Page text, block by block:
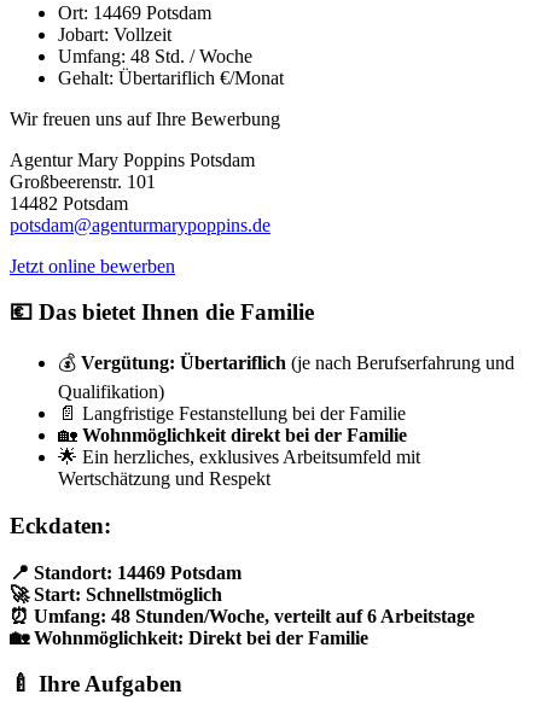
Ort: 14469 Potsdam
Jobart: Vollzeit
Umfang: 48 Std. / Woche
Gehalt: Übertariflich €/Monat
Wir freuen uns auf Ihre Bewerbung
Agentur Mary Poppins Potsdam
Großbeerenstr. 101
14482 Potsdam
potsdam@agenturmarypoppins.de
Jetzt online bewerben
💶 Das bietet Ihnen die Familie
💰 Vergütung: Übertariflich (je nach Berufserfahrung und
Qualifikation)
📄 Langfristige Festanstellung bei der Familie
🏡 Wohnmöglichkeit direkt bei der Familie
🌟 Ein herzliches, exklusives Arbeitsumfeld mit
Wertschätzung und Respekt
Eckdaten:
📍 Standort: 14469 Potsdam
🚀 Start: Schnellstmöglich
⏰ Umfang: 48 Stunden/Woche, verteilt auf 6 Arbeitstage
🏡 Wohnmöglichkeit: Direkt bei der Familie
🍼 Ihre Aufgaben